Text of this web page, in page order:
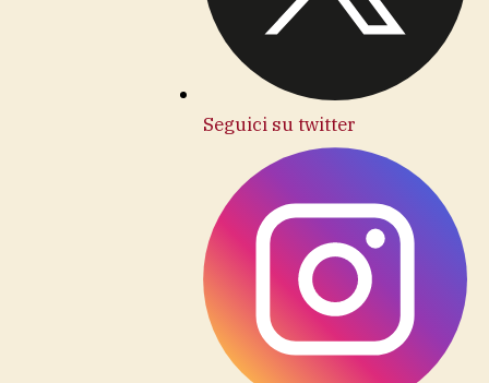
Seguici su twitter